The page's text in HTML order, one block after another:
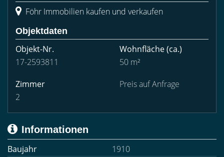
Föhr Immobilien kaufen und verkaufen
Objektdaten
Objekt-Nr.
17-2593811
Wohnfläche(ca.)
50 m²
Zimmer
2
Preis auf Anfrage
Informationen
Baujahr
1910